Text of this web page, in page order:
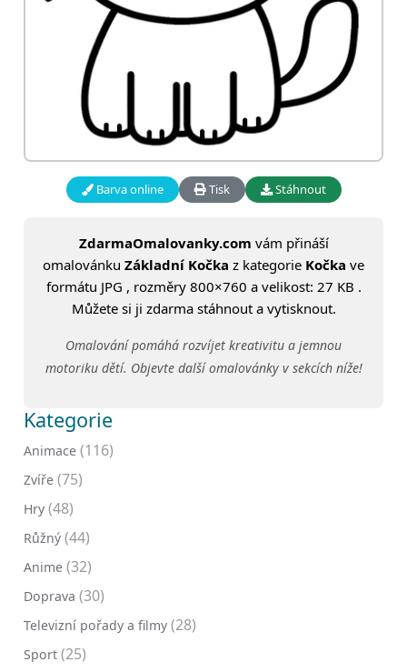
Barva online Tisk Stáhnout
ZdarmaOmalovanky.com vám přináší
omalovánku Základní Kočka z kategorie Kočka ve
formátu JPG , rozměry 800×760 a velikost: 27 KB .
Můžete si ji zdarma stáhnout a vytisknout.
Omalování pomáhá rozvíjet kreativitu a jemnou
motoriku dětí. Objevte další omalovánky v sekcích níže!
Kategorie
Animace (116)
Zvíře (75)
Hry (48)
Růžný (44)
Anime (32)
Doprava (30)
Televizní pořady a filmy (28)
Sport (25)